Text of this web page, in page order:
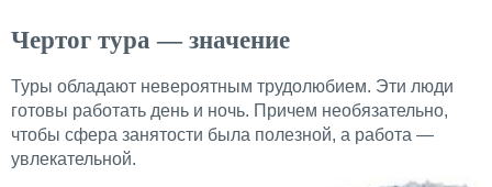
Чертог тура — значение
Туры обладают невероятным трудолюбием. Эти люди
готовы работать день и ночь. Причем необязательно,
чтобы сфера занятости была полезной, а работа —
увлекательной.